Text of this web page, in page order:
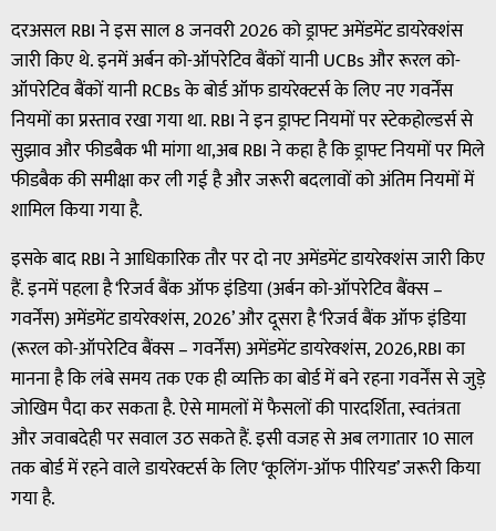
दरअसल RBI ने इस साल 8 जनवरी 2026 को ड्राफ्ट अमेंडमेंट डायरेक्शंस
जारी किए थे. इनमें अर्बन को-ऑपरेटिव बैंकों यानी UCBs और रूरल को-
ऑपरेटिव बैंकों यानी RCBs के बोर्ड ऑफ डायरेक्टर्स के लिए नए गवर्नेंस
नियमों का प्रस्ताव रखा गया था. RBI ने इन ड्राफ्ट नियमों पर स्टेकहोल्डर्स से
सुझाव और फीडबैक भी मांगा था,अब RBI ने कहा है कि ड्राफ्ट नियमों पर मिले
फीडबैक की समीक्षा कर ली गई है और जरूरी बदलावों को अंतिम नियमों में
शामिल किया गया है.
इसके बाद RBI ने आधिकारिक तौर पर दो नए अमेंडमेंट डायरेक्शंस जारी किए
हैं. इनमें पहला है ‘रिजर्व बैंक ऑफ इंडिया (अर्बन को-ऑपरेटिव बैंक्स –
गवर्नेंस) अमेंडमेंट डायरेक्शंस, 2026’ और दूसरा है ‘रिजर्व बैंक ऑफ इंडिया
(रूरल को-ऑपरेटिव बैंक्स – गवर्नेंस) अमेंडमेंट डायरेक्शंस, 2026,RBI का
मानना है कि लंबे समय तक एक ही व्यक्ति का बोर्ड में बने रहना गवर्नेंस से जुड़े
जोखिम पैदा कर सकता है. ऐसे मामलों में फैसलों की पारदर्शिता, स्वतंत्रता
और जवाबदेही पर सवाल उठ सकते हैं. इसी वजह से अब लगातार 10 साल
तक बोर्ड में रहने वाले डायरेक्टर्स के लिए ‘कूलिंग-ऑफ पीरियड’ जरूरी किया
गया है.